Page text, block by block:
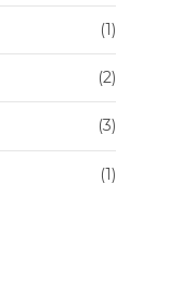
(1)
(2)
(3)
(1)